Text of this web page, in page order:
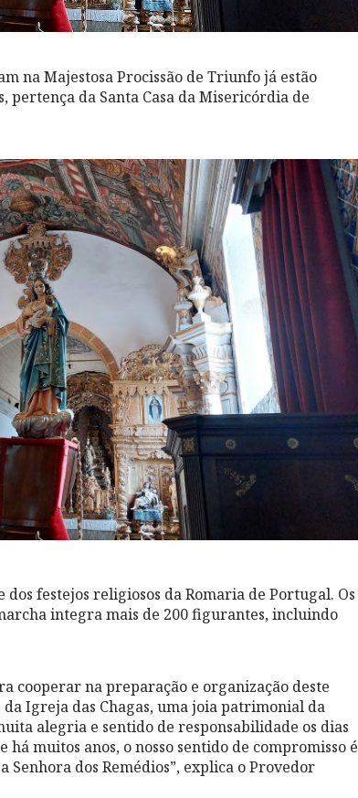
na Majestosa Procissão de Triunfo já estão
pertença da Santa Casa da Misericórdia de
festejos religiosos da Romaria de Portugal. Os
integra mais de 200 figurantes, incluindo
cooperar na preparação e organização deste
Igreja das Chagas, uma joia patrimonial da
alegria e sentido de responsabilidade os dias
muitos anos, o nosso sentido de compromisso é
Senhora dos Remédios”, explica o Provedor